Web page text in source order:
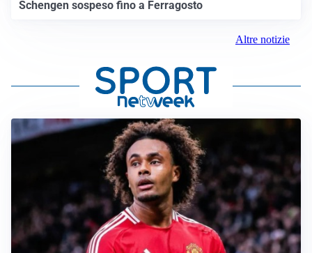
Schengen sospeso fino a Ferragosto
Altre notizie